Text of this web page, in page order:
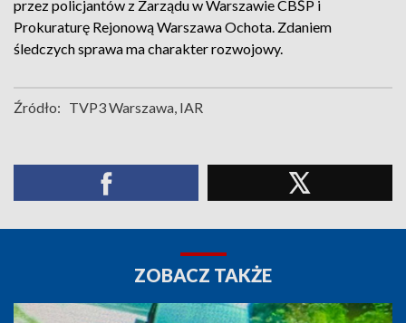
przez policjantów z Zarządu w Warszawie CBŚP i
Prokuraturę Rejonową Warszawa Ochota. Zdaniem
śledczych sprawa ma charakter rozwojowy.
Źródło: TVP3 Warszawa, IAR
ZOBACZ TAKŻE